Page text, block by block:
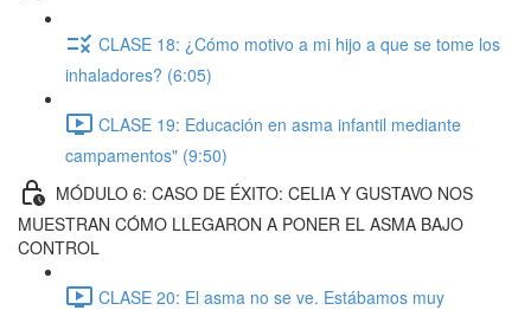
CLASE 18: ¿Cómo motivo a mi hijo a que se tome los
inhaladores? (6:05)
CLASE 19: Educación en asma infantil mediante
campamentos" (9:50)
MÓDULO 6: CASO DE ÉXITO: CELIA Y GUSTAVO NOS
MUESTRAN CÓMO LLEGARON A PONER EL ASMA BAJO
CONTROL
CLASE 20: El asma no se ve. Estábamos muy